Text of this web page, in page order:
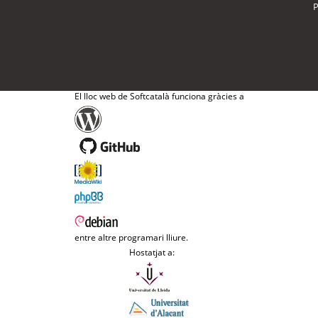
El lloc web de Softcatalà funciona gràcies a
entre altre programari lliure.
Hostatjat a: